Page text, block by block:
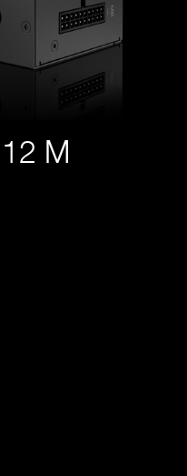
M